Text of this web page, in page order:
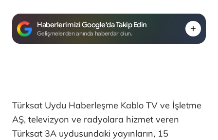
Haberlerimizi Google'da Takip Edin
Gelişmelerden anında haberdar olun.
Türksat Uydu Haberleşme Kablo TV ve İşletme
AŞ, televizyon ve radyolara hizmet veren
Türksat 3A uydusundaki yayınların, 15